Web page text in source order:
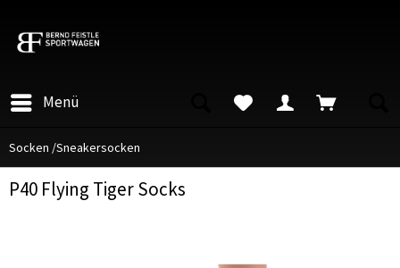
Menü
Socken /Sneakersocken
P40 Flying Tiger Socks